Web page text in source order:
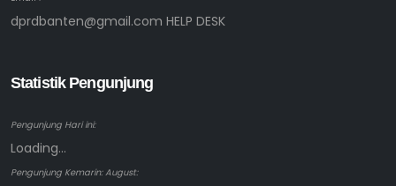
dprdbanten@gmail.com HELP DESK
Statistik Pengunjung
Pengunjung Hari ini:
Loading...
Pengunjung Kemarin: August: